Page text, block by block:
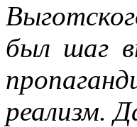
был шаг
реализм.